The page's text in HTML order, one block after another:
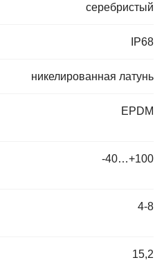
серебристый
IP68
никелированная латунь
EPDM
-40…+100
4-8
15,2